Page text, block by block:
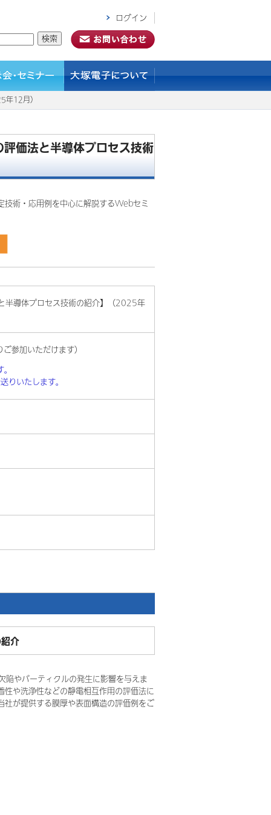
ログイン
年12月）
価法と半導体プロセス技術
技術・応用例を中心に解説するWebセミ
半導体プロセス技術の紹介】（2025年
加いただけます）
いたします。
介
やパーティクルの発生に影響を与えま
や洗浄性などの静電相互作用の評価法に
が提供する膜厚や表面構造の評価例をご